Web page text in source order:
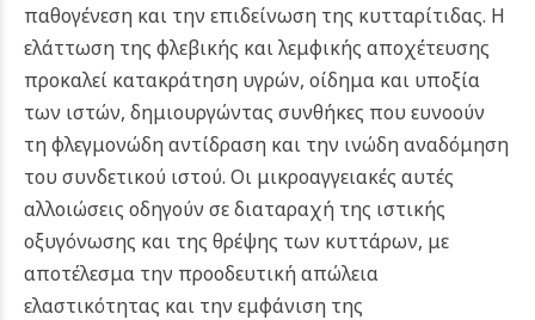
παθογένεση και την επιδείνωση της κυτταρίτιδας. Η
ελάττωση της φλεβικής και λεμφικής αποχέτευσης
προκαλεί κατακράτηση υγρών, οίδημα και υποξία
των ιστών, δημιουργώντας συνθήκες που ευνοούν
τη φλεγμονώδη αντίδραση και την ινώδη αναδόμηση
του συνδετικού ιστού. Οι μικροαγγειακές αυτές
αλλοιώσεις οδηγούν σε διαταραχή της ιστικής
οξυγόνωσης και της θρέψης των κυττάρων, με
αποτέλεσμα την προοδευτική απώλεια
ελαστικότητας και την εμφάνιση της